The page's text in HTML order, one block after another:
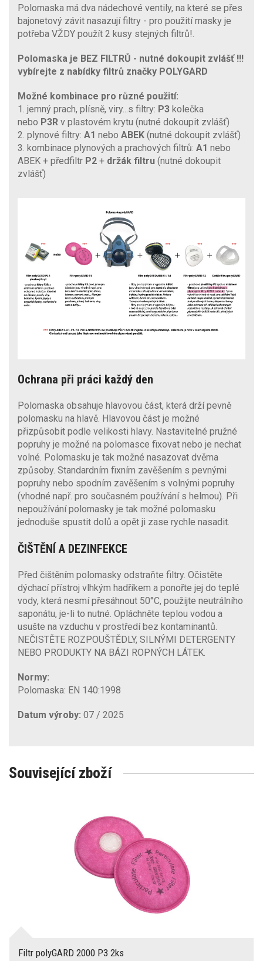
Polomaska má dva nádechové ventily, na které se přes
bajonetový závit nasazují filtry - pro použití masky je
potřeba VŽDY použít 2 kusy stejných filtrů!.
Polomaska je BEZ FILTRŮ - nutné dokoupit zvlášť !!!
vybírejte z nabídky filtrů značky POLYGARD
Možné kombinace pro různé použití:
1. jemný prach, plísně, viry...s filtry: P3 kolečka
nebo P3R v plastovém krytu (nutné dokoupit zvlášť)
2. plynové filtry: A1 nebo ABEK (nutné dokoupit zvlášť)
3. kombinace plynových a prachových filtrů: A1 nebo
ABEK + předfiltr P2 + držák filtru (nutné dokoupit
zvlášť)
Ochrana při práci každý den
Polomaska obsahuje hlavovou část, která drží pevně
polomasku na hlavě. Hlavovou část je možné
přizpůsobit podle velikosti hlavy. Nastavitelné pružné
popruhy je možné na polomasce fixovat nebo je nechat
volné. Polomasku je tak možné nasazovat dvěma
způsoby. Standardním fixním zavěšením s pevnými
popruhy nebo spodním zavěšením s volnými popruhy
(vhodné např. pro současném používání s helmou). Při
nepoužívání polomasky je tak možné polomasku
jednoduše spustit dolů a opět ji zase rychle nasadit.
ČIŠTĚNÍ A DEZINFEKCE
Před čištěním polomasky odstraňte filtry. Očistěte
dýchací přístroj vlhkým hadříkem a ponořte jej do teplé
vody, která nesmí přesáhnout 50°C, použijte neutrálního
saponátu, je-li to nutné. Opláchněte teplou vodou a
usušte na vzduchu v prostředí bez kontaminantů.
NEČISTĚTE ROZPOUŠTĚDLY, SILNÝMI DETERGENTY
NEBO PRODUKTY NA BÁZI ROPNÝCH LÁTEK.
Normy:
Polomaska: EN 140:1998
Datum výroby: 07 / 2025
Související zboží
Filtr polyGARD 2000 P3 2ks